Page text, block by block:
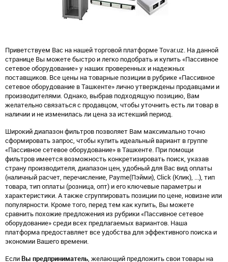
Приветствуем Вас на нашей торговой платформе Tovar.uz. На данной
странице Вы можете быстро и легко подобрать и купить «Пассивное
сетевое оборудование» у наших проверенных и надежных
поставщиков. Все цены на товарные позиции в рубрике «Пассивное
сетевое оборудование в Ташкенте» лично утверждены продавцами и
производителями. Однако, выбрав подходящую позицию, Вам
желательно связаться с продавцом, чтобы уточнить есть ли товар в
наличии и не изменилась ли цена за истекший период.
Широкий диапазон фильтров позволяет Вам максимально точно
сформировать запрос, чтобы купить идеальный вариант в группе
«Пассивное сетевое оборудование» в Ташкенте. При помощи
фильтров имеется возможность конкретизировать поиск, указав
страну производителя, диапазон цен, удобный для Вас вид оплаты
(наличный расчет, перечисление, Payme(Пэйми), Click (Клик), ...), тип
товара, тип оплаты (розница, опт) и его ключевые параметры и
характеристики. А также сгруппировать позиции по цене, новизне или
популярности. Кроме того, перед тем как купить, Вы можете
сравнить похожие предложения из рубрики «Пассивное сетевое
оборудование» среди всех предлагаемых вариантов. Наша
платформа предоставляет все удобства для эффективного поиска и
экономии Вашего времени.
Если Вы предприниматель, желающий предложить свои товары на